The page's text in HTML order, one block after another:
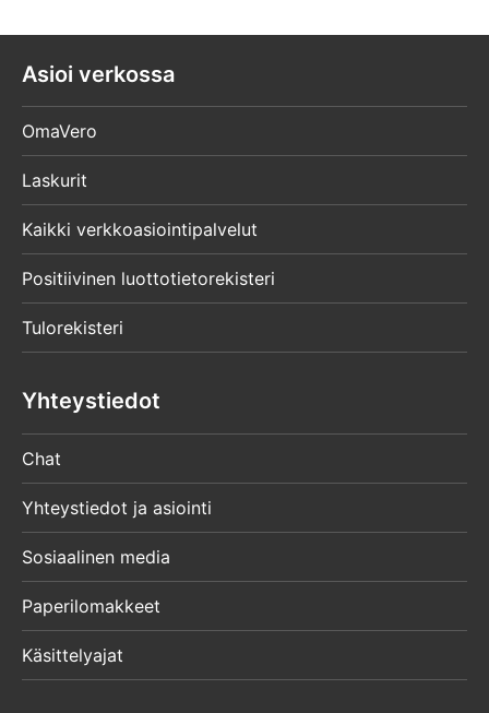
Asioi verkossa
OmaVero
Laskurit
Kaikki verkkoasiointipalvelut
Positiivinen luottotietorekisteri
Tulorekisteri
Yhteystiedot
Chat
Yhteystiedot ja asiointi
Sosiaalinen media
Paperilomakkeet
Käsittelyajat